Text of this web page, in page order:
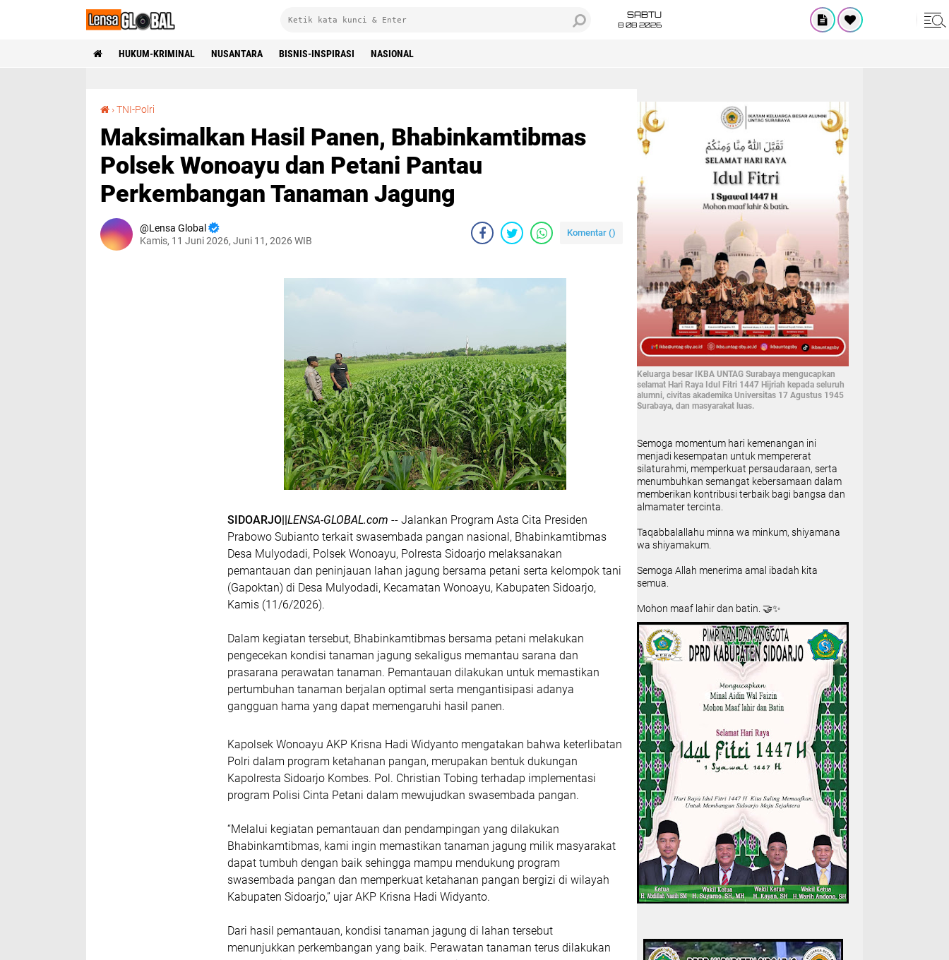
SABTU
8 08 2026
HUKUM-KRIMINAL NUSANTARA BISNIS-INSPIRASI NASIONAL
›TNI-Polri
Maksimalkan Hasil Panen, Bhabinkamtibmas
Polsek Wonoayu dan Petani Pantau
Perkembangan Tanaman Jagung
Lensa Global
Kamis, 11 Juni 2026, Juni 11, 2026 WIB
Komentar ()
SIDOARJO||LENSA-GLOBAL.com -- Jalankan Program Asta Cita Presiden
Prabowo Subianto terkait swasembada pangan nasional, Bhabinkamtibmas
Desa Mulyodadi, Polsek Wonoayu, Polresta Sidoarjo melaksanakan
pemantauan dan peninjauan lahan jagung bersama petani serta kelompok tani
(Gapoktan) di Desa Mulyodadi, Kecamatan Wonoayu, Kabupaten Sidoarjo,
Kamis (11/6/2026).
Dalam kegiatan tersebut, Bhabinkamtibmas bersama petani melakukan
pengecekan kondisi tanaman jagung sekaligus memantau sarana dan
prasarana perawatan tanaman. Pemantauan dilakukan untuk memastikan
pertumbuhan tanaman berjalan optimal serta mengantisipasi adanya
gangguan hama yang dapat memengaruhi hasil panen.
Kapolsek Wonoayu AKP Krisna Hadi Widyanto mengatakan bahwa keterlibatan
Polri dalam program ketahanan pangan, merupakan bentuk dukungan
Kapolresta Sidoarjo Kombes. Pol. Christian Tobing terhadap implementasi
program Polisi Cinta Petani dalam mewujudkan swasembada pangan.
“Melalui kegiatan pemantauan dan pendampingan yang dilakukan
Bhabinkamtibmas, kami ingin memastikan tanaman jagung milik masyarakat
dapat tumbuh dengan baik sehingga mampu mendukung program
swasembada pangan dan memperkuat ketahanan pangan bergizi di wilayah
Kabupaten Sidoarjo,” ujar AKP Krisna Hadi Widyanto.
Dari hasil pemantauan, kondisi tanaman jagung di lahan tersebut
menunjukkan perkembangan yang baik. Perawatan tanaman terus dilakukan
Keluarga besar IKBA UNTAG Surabaya mengucapkan
selamat Hari Raya Idul Fitri 1447 Hijriah kepada seluruh
alumni, civitas akademika Universitas 17 Agustus 1945
Surabaya, dan masyarakat luas.
Semoga momentum hari kemenangan ini
menjadi kesempatan untuk mempererat
silaturahmi, memperkuat persaudaraan, serta
menumbuhkan semangat kebersamaan dalam
memberikan kontribusi terbaik bagi bangsa dan
almamater tercinta.
Taqabbalallahu minna wa minkum, shiyamana
wa shiyamakum.
Semoga Allah menerima amal ibadah kita
semua.
Mohon maaf lahir dan batin. 🤝✨